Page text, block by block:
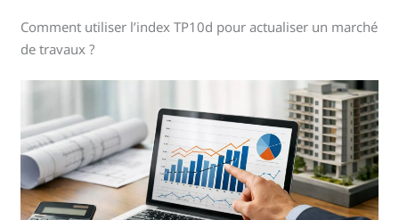
Comment utiliser l’index TP10d pour actualiser un marché
de travaux ?